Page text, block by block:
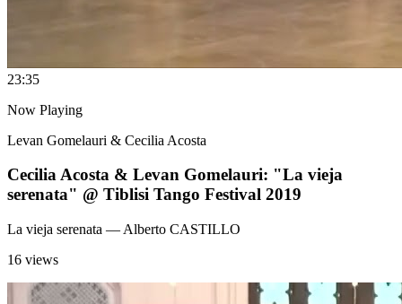
23:35
Now Playing
Levan Gomelauri & Cecilia Acosta
Cecilia Acosta & Levan Gomelauri: "La vieja
serenata" @ Tiblisi Tango Festival 2019
La vieja serenata — Alberto CASTILLO
16 views